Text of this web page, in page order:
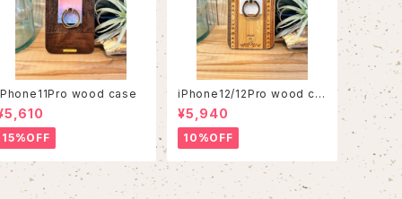
wood case
15%OFF
iPhone12/12Pro wood ca
se
¥5,940
10%OFF